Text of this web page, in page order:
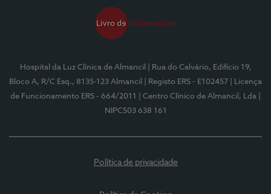
Hospital da Luz Clínica de Almancil
| Rua do Calvário, Edifício 19,
Bloco A, R/C Esq., 8135-123 Almancil
| Registo ERS - E102457
| Licença
de Funcionamento ERS - 664/2011
| Centro Clínico de Almancil, Lda
NIPC503 638 161
Política de privacidade